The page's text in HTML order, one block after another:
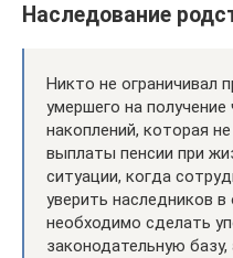
Наследование
Никто не ограничивал
умершего на
накоплений, которая
выплаты пенсии при
ситуации, когда
уверить наследников
необходимо сделать
законодательную